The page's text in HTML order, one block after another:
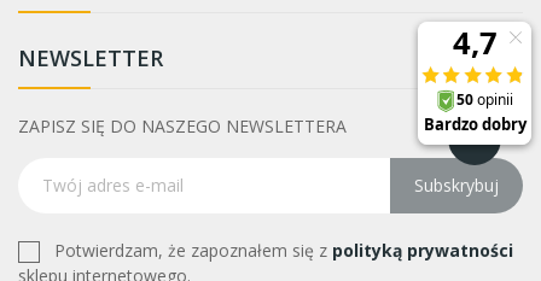
NEWSLETTER
ZAPISZ SIĘ DO NASZEGO NEWSLETTERA
Subskrybuj
Potwierdzam, że zapoznałem się z polityką prywatności
sklepu internetowego.